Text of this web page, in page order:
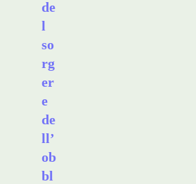
de
l
so
rg
er
e
de
ll’
ob
bl